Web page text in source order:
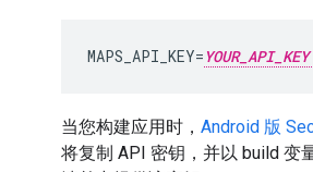
MAPS_API_KEY= YOUR_API_KEY
当您构建应用时， Android 版
将复制 API 密钥，并以 build 变